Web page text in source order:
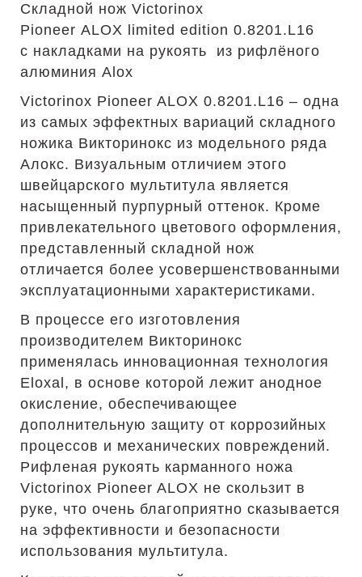
Складной нож Victorinox
Pioneer ALOX limited edition 0.8201.L16
с накладками на рукоять из рифлёного
алюминия Alox
Victorinox Pioneer ALOX 0.8201.L16 – одна
из самых эффектных вариаций складного
ножика Викторинокс из модельного ряда
Алокс. Визуальным отличием этого
швейцарского мультитула является
насыщенный пурпурный оттенок. Кроме
привлекательного цветового оформления,
представленный складной нож
отличается более усовершенствованными
эксплуатационными характеристиками.
В процессе его изготовления
производителем Викторинокс
применялась инновационная технология
Eloxal, в основе которой лежит анодное
окисление, обеспечивающее
дополнительную защиту от коррозийных
процессов и механических повреждений.
Рифленая рукоять карманного ножа
Victorinox Pioneer ALOX не скользит в
руке, что очень благоприятно сказывается
на эффективности и безопасности
использования мультитула.